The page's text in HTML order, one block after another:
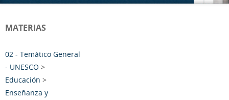
MATERIAS
02 - Temático General
- UNESCO >
Educación >
Enseñanza y